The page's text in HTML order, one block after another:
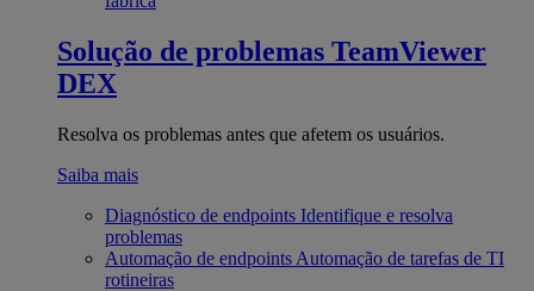
Solução de problemas TeamViewer
DEX
Resolva os problemas antes que afetem os usuários.
Saiba mais
Diagnóstico de endpoints Identifique e resolva
problemas
Automação de endpoints Automação de tarefas de TI
rotineiras